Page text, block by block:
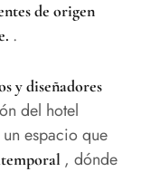
de origen
.
y diseñadores
del hotel
espacio que
, dónde